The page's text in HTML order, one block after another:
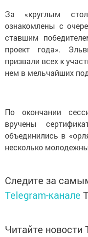
За «круглым
ознакомлены с
ставшим
проект года».
призвали всех к
нем в мельчайших
По окончании
вручены
объединились в
несколько
Следите за
Telegram-канале
Читайте новости